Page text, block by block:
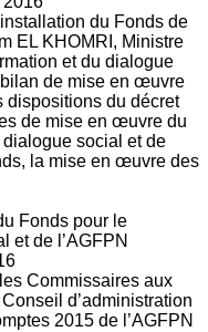
du Fonds de
EL KHOMRI, Ministre
et du dialogue
de mise en œuvre
dispositions du décret
de mise en œuvre du
social et de
la mise en œuvre des
Fonds pour le
et de l’AGFPN
Commissaires aux
d’administration
2015 de l’AGFPN